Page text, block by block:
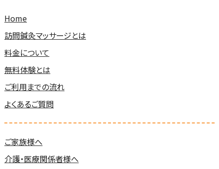
Home
訪問鍼灸マッサージとは
料金について
無料体験とは
ご利用までの流れ
よくあるご質問
ご家族様へ
介護・医療関係者様へ